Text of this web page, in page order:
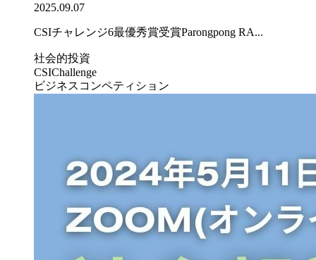
2025.09.07
CSIチャレンジ6最優秀賞受賞Parongpong RA...
社会的投資
CSIChallenge
ビジネスコンペティション